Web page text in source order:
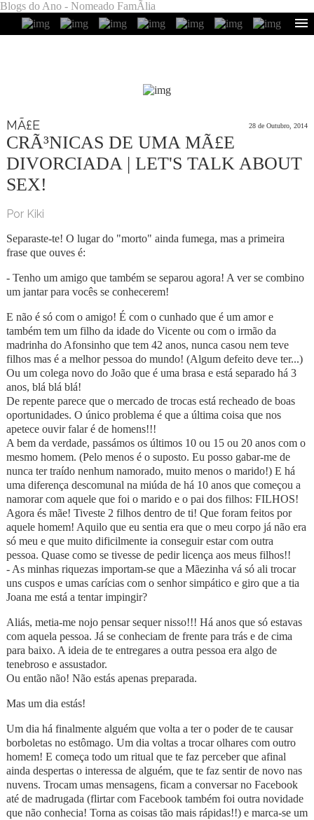
Blogs do Ano - Nomeado FamÃ­lia
MÃ£E 28 de Outubro, 2014
CRÃ³NICAS DE UMA MÃ£E
DIVORCIADA | LET'S TALK ABOUT
SEX!
Por Kiki
Separaste-te! O lugar do "morto" ainda fumega, mas a primeira
frase que ouves é:
- Tenho um amigo que também se separou agora! A ver se combino
um jantar para vocês se conhecerem!
E não é só com o amigo! É com o cunhado que é um amor e
também tem um filho da idade do Vicente ou com o irmão da
madrinha do Afonsinho que tem 42 anos, nunca casou nem teve
filhos mas é a melhor pessoa do mundo! (Algum defeito deve ter...)
Ou um colega novo do João que é uma brasa e está separado há 3
anos, blá blá blá!
De repente parece que o mercado de trocas está recheado de boas
oportunidades. O único problema é que a última coisa que nos
apetece ouvir falar é de homens!!!
A bem da verdade, passámos os últimos 10 ou 15 ou 20 anos com o
mesmo homem. (Pelo menos é o suposto. Eu posso gabar-me de
nunca ter traído nenhum namorado, muito menos o marido!) E há
uma diferença descomunal na miúda de há 10 anos que começou a
namorar com aquele que foi o marido e o pai dos filhos: FILHOS!
Agora és mãe! Tiveste 2 filhos dentro de ti! Que foram feitos por
aquele homem! Aquilo que eu sentia era que o meu corpo já não era
só meu e que muito dificilmente ia conseguir estar com outra
pessoa. Quase como se tivesse de pedir licença aos meus filhos!!
- As minhas riquezas importam-se que a Mãezinha vá só ali trocar
uns cuspos e umas carícias com o senhor simpático e giro que a tia
Joana me está a tentar impingir?
Aliás, metia-me nojo pensar sequer nisso!!! Há anos que só estavas
com aquela pessoa. Já se conheciam de frente para trás e de cima
para baixo. A ideia de te entregares a outra pessoa era algo de
tenebroso e assustador.
Ou então não! Não estás apenas preparada.
Mas um dia estás!
Um dia há finalmente alguém que volta a ter o poder de te causar
borboletas no estômago. Um dia voltas a trocar olhares com outro
homem! E começa todo um ritual que te faz perceber que afinal
ainda despertas o interessa de alguém, que te faz sentir de novo nas
nuvens. Trocam umas mensagens, ficam a conversar no Facebook
até de madrugada (flirtar com Facebook também foi outra novidade
que não conhecia! Torna as coisas tão mais rápidas!!) e marca-se um